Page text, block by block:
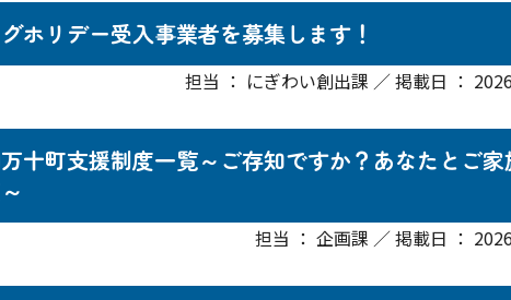
ホリデー受入事業者を募集します！
担当 ： にぎわい創出課 ／ 掲載日 ：
十町支援制度一覧～ご存知ですか？あなたとご家
担当 ： 企画課 ／ 掲載日 ：